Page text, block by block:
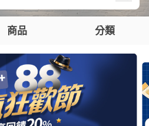
商品 分類